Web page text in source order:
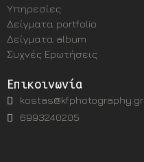
Υπηρεσίες
Δείγματα portfolio
Δείγματα album
Συχνές Ερωτήσεις
Επικοινωνία
kostas@kfphotography.gr
6993240205